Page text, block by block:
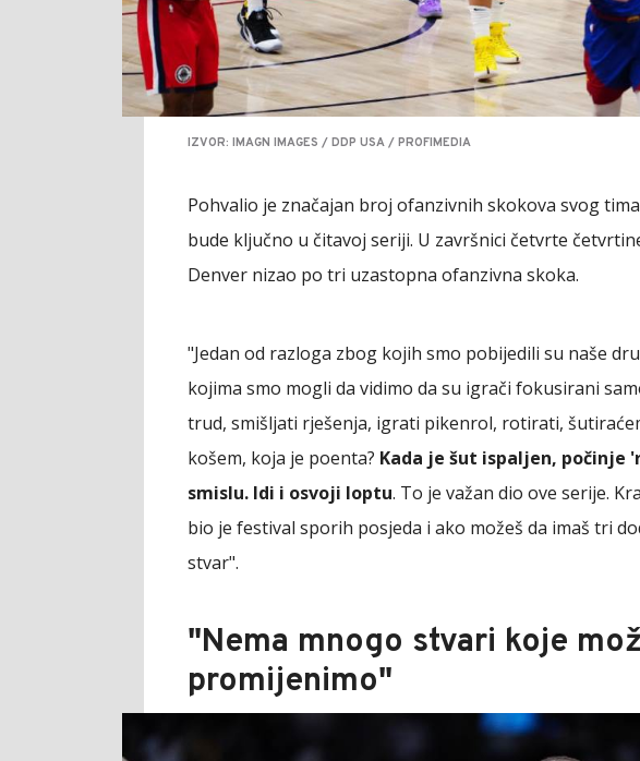
IZVOR: IMAGN IMAGES / DDP USA / PROFIMEDIA
Pohvalio je značajan broj ofanzivnih skokova svog
bude ključno u čitavoj seriji. U završnici četvrte
Denver nizao po tri uzastopna ofanzivna skoka.
"Jedan od razloga zbog kojih smo pobijedili su naše
kojima smo mogli da vidimo da su igrači fokusirani
trud, smišljati rješenja, igrati pikenrol, rotirati,
košem, koja je poenta? Kada je šut ispaljen, počinje
smislu. Idi i osvoji loptu. To je važan dio ove serije.
bio je festival sporih posjeda i ako možeš da imaš tri
stvar".
"Nema mnogo stvari koje
promijenimo"